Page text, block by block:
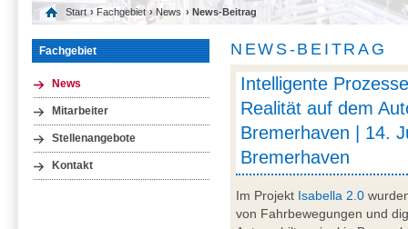
Start › Fachgebiet › News › News-Beitrag
Fachgebiet
News
Mitarbeiter
Stellenangebote
Kontakt
NEWS-BEITRAG
Intelligente
Realität auf dem
Bremerhaven | 14.
Bremerhaven
Im Projekt Isabella 2.0
von Fahrbewegungen und